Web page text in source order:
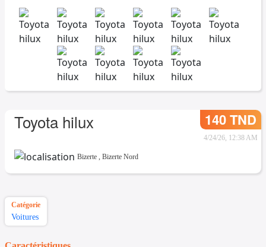
Toyota hilux 140 TND
4/24/26, 12:38 AM
Bizerte , Bizerte Nord
Catégorie
Voitures